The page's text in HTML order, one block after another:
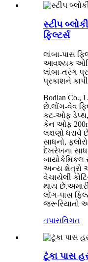
સ્ટીપ
ફિલ્ટર્સ
લાંબા-પાસ
આવશ્યક
લાંબા-તરંગ
પ્રકાશને
Bodian Co.,
છે.લોંગ-વેવ
કટ-ઓફ ડેપ્થ,
કેન ઓફ
લક્ષણો ધરાવે
સાધનો,
દેખરેખના
બાયોકેમિકલ
અન્ય ક્ષેત્રો
વેચાયેલી
થાય છે.અમારી
લોંગ-પાસ
જરૂરિયાતો
તપાસવિગત
ટૂંકા પાસ